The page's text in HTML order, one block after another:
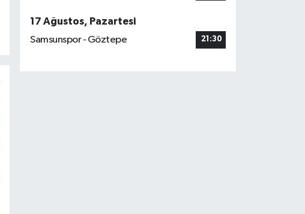
17 Ağustos, Pazartesi
Samsunspor - Göztepe
21:30